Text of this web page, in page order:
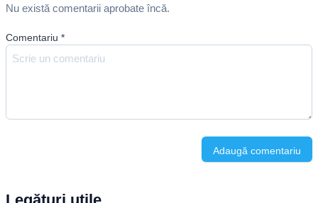
Nu există comentarii aprobate încă.
Comentariu *
Adaugă comentariu